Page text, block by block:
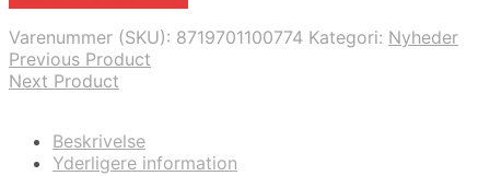
Varenummer (SKU): 8719701100774 Kategori: Nyheder
Previous Product
Next Product
Beskrivelse
Yderligere information